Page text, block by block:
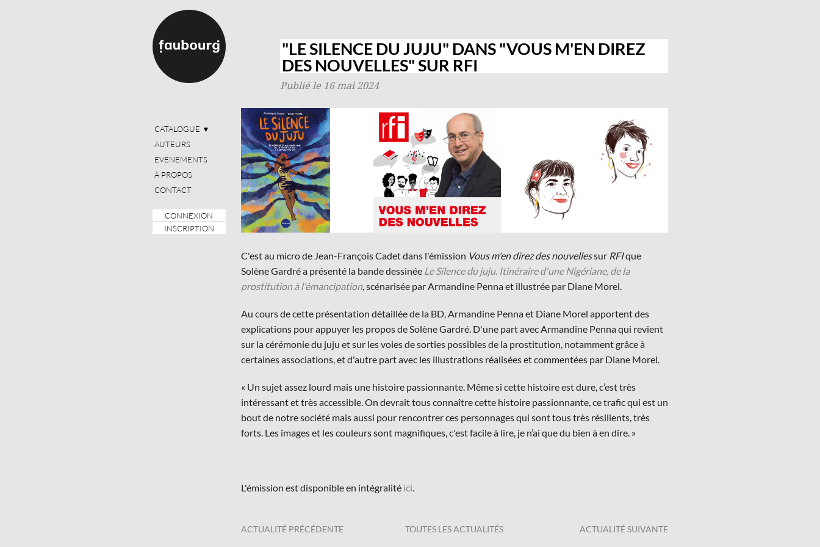
CATALOGUE ▼
AUTEURS
ÉVÉNEMENTS
À PROPOS
CONTACT
CONNEXION
INSCRIPTION
"LE SILENCE DU JUJU" DANS "VOUS M'EN DIREZ
DES NOUVELLES" SUR RFI
Publié le 16 mai 2024
C'est au micro de Jean-François Cadet dans l'émission Vous m'en direz des nouvellessur RFIque
Solène Gardré a présenté la bande dessinée Le Silence du juju. Itinéraire d'une Nigériane, de la
prostitution à l'émancipation, scénarisée par Armandine Penna et illustrée par Diane Morel.
Au cours de cette présentation détaillée de la BD, Armandine Penna et Diane Morel apportent des
explications pour appuyer les propos de Solène Gardré. D'une part avec Armandine Penna qui revient
sur la cérémonie du juju et sur les voies de sorties possibles de la prostitution, notamment grâce à
certaines associations, et d'autre part avec les illustrations réalisées et commentées par Diane Morel.
« Un sujet assez lourd mais une histoire passionnante. Même si cette histoire est dure, c’est très
intéressant et très accessible. On devrait tous connaître cette histoire passionnante, ce trafic qui est un
bout de notre société mais aussi pour rencontrer ces personnages qui sont tous très résilients, très
forts. Les images et les couleurs sont magnifiques, c'est facile à lire, je n’ai que du bien à en dire. »
L'émission est disponible en intégralité ici.
ACTUALITÉ PRÉCÉDENTE TOUTES LES ACTUALITÉS ACTUALITÉ SUIVANTE